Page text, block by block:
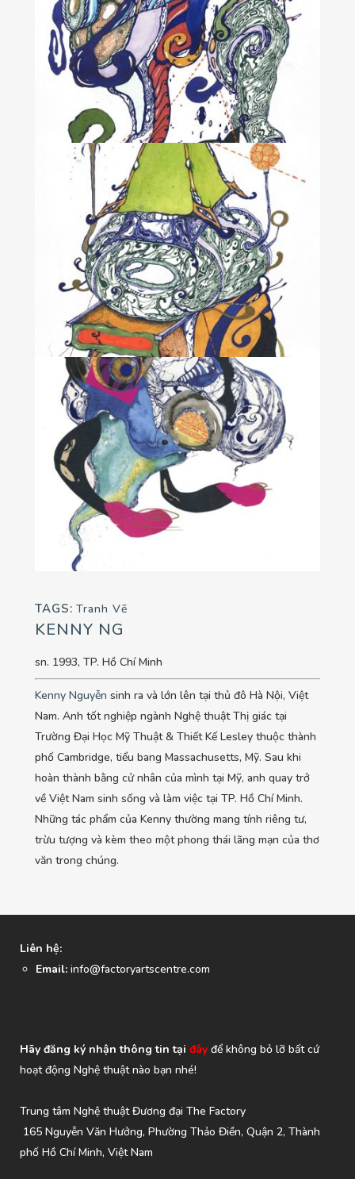
TAGS: Tranh Vẽ
KENNY NG
sn. 1993, TP. Hồ Chí Minh
Kenny Nguyễn sinh ra và lớn lên tại thủ đô Hà Nội, Việt
Nam. Anh tốt nghiệp ngành Nghệ thuật Thị giác tại
Trường Đại Học Mỹ Thuật & Thiết Kế Lesley thuộc thành
phố Cambridge, tiểu bang Massachusetts, Mỹ. Sau khi
hoàn thành bằng cử nhân của mình tại Mỹ, anh quay trở
về Việt Nam sinh sống và làm việc tại TP. Hồ Chí Minh.
Những tác phẩm của Kenny thường mang tính riêng tư,
trừu tượng và kèm theo một phong thái lãng mạn của thơ
văn trong chúng.
Liên hệ:
Email: info@factoryartscentre.com
Hãy đăng ký nhận thông tin tại đây để không bỏ lỡ bất cứ
hoạt động Nghệ thuật nào bạn nhé!
Trung tâm Nghệ thuật Đương đại The Factory
165 Nguyễn Văn Hưởng, Phường Thảo Điền, Quận 2, Thành
phố Hồ Chí Minh, Việt Nam